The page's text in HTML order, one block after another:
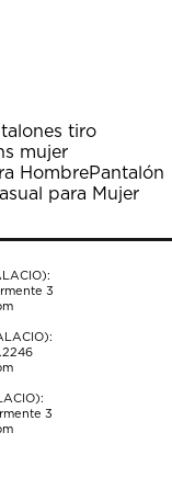
tiro
mujer
HombrePantalón
para Mujer
3
3